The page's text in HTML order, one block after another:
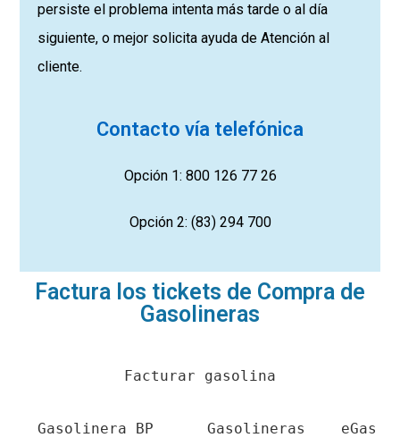
persiste el problema intenta más tarde o al día
siguiente, o mejor solicita ayuda de Atención al
cliente.
Contacto vía telefónica
Opción 1: 800 126 77 26
Opción 2: (83) 294 700
Factura los tickets de Compra de
Gasolineras
Facturar gasolina
Gasolinera BP
Gasolineras
eGas